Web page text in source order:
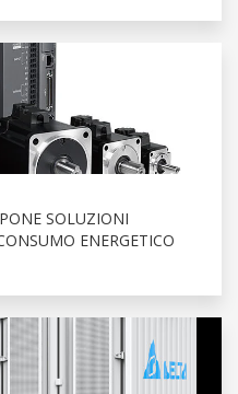
SOLUZIONI
ENERGETICO